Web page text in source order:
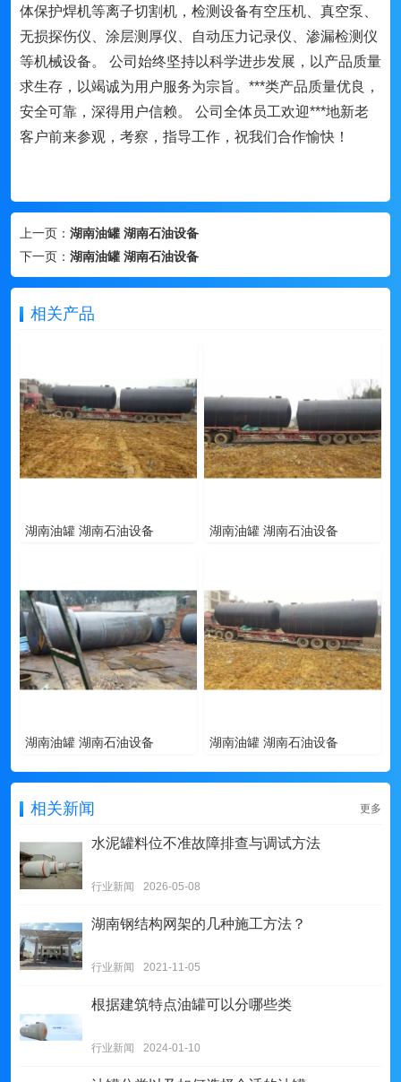
体保护焊机等离子切割机，检测设备有空压机、真空泵、
无损探伤仪、涂层测厚仪、自动压力记录仪、渗漏检测仪
等机械设备。 公司始终坚持以科学进步发展，以产品质量
求生存，以竭诚为用户服务为宗旨。***类产品质量优良，
安全可靠，深得用户信赖。 公司全体员工欢迎***地新老
客户前来参观，考察，指导工作，祝我们合作愉快！
上一页： 湖南油罐 湖南石油设备
下一页： 湖南油罐 湖南石油设备
相关产品
湖南油罐 湖南石油设备 湖南油罐 湖南石油设备
湖南油罐 湖南石油设备 湖南油罐 湖南石油设备
相关新闻 更多
水泥罐料位不准故障排查与调试方法
行业新闻 2026-05-08
湖南钢结构网架的几种施工方法？
行业新闻 2021-11-05
根据建筑特点油罐可以分哪些类
行业新闻 2024-01-10